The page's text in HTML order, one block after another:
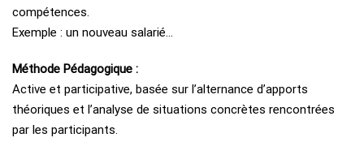
compétences.
Exemple : un nouveau salarié…
Méthode Pédagogique :
Active et participative, basée sur l’alternance d’apports
théoriques et l’analyse de situations concrètes rencontrées
par les participants.